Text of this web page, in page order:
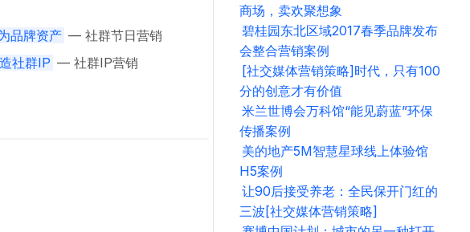
品牌资产 — 社群节日营销
社群IP — 社群IP营销
商场，卖欢聚想象
碧桂园东北区域2017春季品牌发布
会整合营销案例
[社交媒体营销策略]时代，只有100
分的创意才有价值
米兰世博会万科馆“能见蔚蓝”环保
传播案例
美的地产5M智慧星球线上体验馆
H5案例
让90后接受养老：全民保开门红的
三波[社交媒体营销策略]